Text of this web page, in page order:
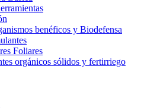
benéficos y Biodefensa
Foliares
orgánicos sólidos y fertirriego